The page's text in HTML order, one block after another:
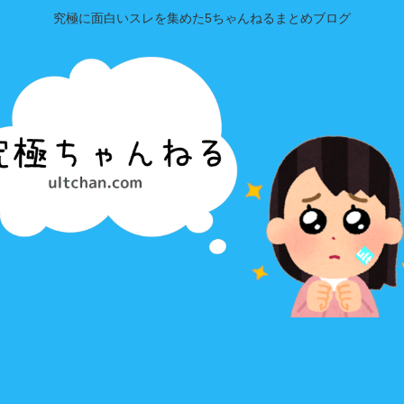
究極に面白いスレを集めた5ちゃんねるまとめブログ